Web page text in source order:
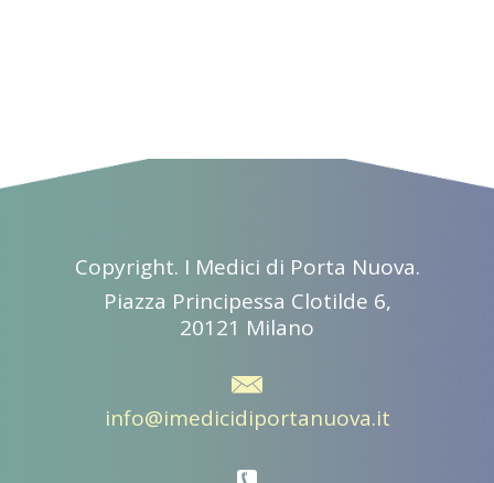
Copyright. I Medici di Porta Nuova.
Piazza Principessa Clotilde 6,
20121 Milano
info@imedicidiportanuova.it